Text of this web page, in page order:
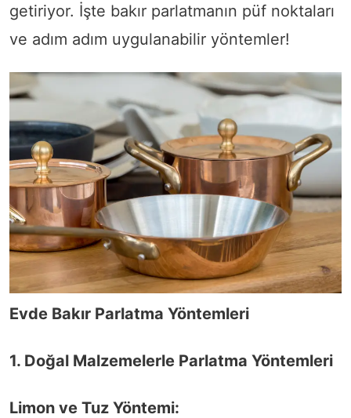
getiriyor. İşte bakır parlatmanın püf noktaları
ve adım adım uygulanabilir yöntemler!
Evde Bakır Parlatma Yöntemleri
1. Doğal Malzemelerle Parlatma Yöntemleri
Limon ve Tuz Yöntemi: